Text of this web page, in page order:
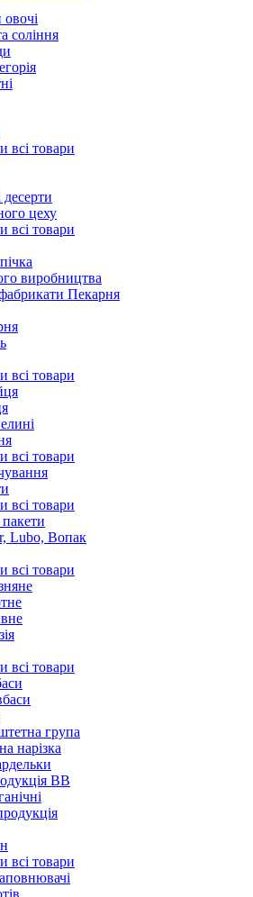
соління
всі товари
цеху
всі товари
виробництва
Пекарня
всі товари
всі товари
всі товари
Lubo, Вопак
всі товари
всі товари
група
нарізка
ВВ
всі товари